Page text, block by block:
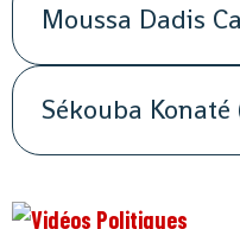
Moussa Dadis
Sékouba Konaté